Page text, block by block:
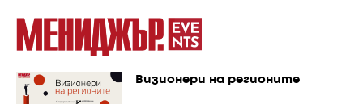
Визионери на регионите